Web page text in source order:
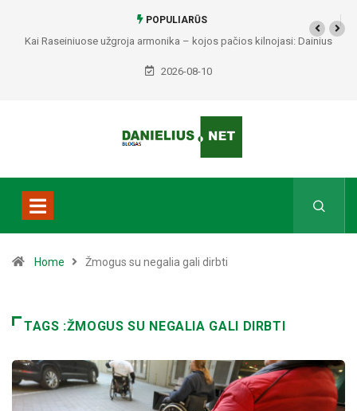
POPULIARŪS
Kai Raseiniuose užgroja armonika – kojos pačios kilnojasi: Dainius
Maslauskas priminė melodijas, kurios gyvena širdyje
2026-08-10
Home Žmogus su negalia gali dirbti
TAGS :ŽMOGUS SU NEGALIA GALI DIRBTI